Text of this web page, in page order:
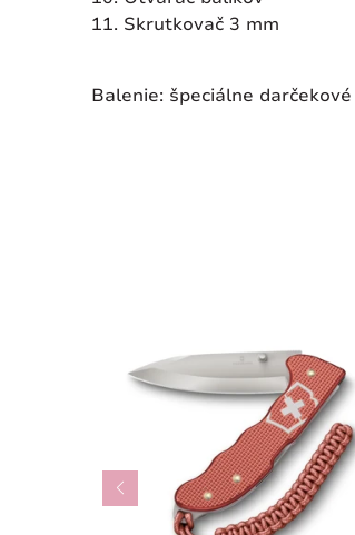
11. Skrutkovač 3 mm
Balenie: špeciálne